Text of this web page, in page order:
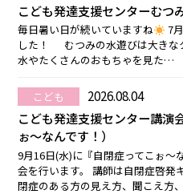
こども発達支援センターむつ
毎日暑い日が続いていますね
7
した！ むつみの水遊びは大きな
水やたくさんのおもちゃを見た…
こども
2026.08.04
こども発達支援センター講演
ぉ～なんです！）
9月16日(水)に『自閉症ってこぉ～
会を行います。 講師は自閉症啓発
閉症のある方の見え方、聞こえ方